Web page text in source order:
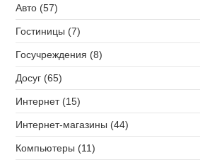
Авто (57)
Гостиницы (7)
Госучреждения (8)
Досуг (65)
Интернет (15)
Интернет-магазины (44)
Компьютеры (11)